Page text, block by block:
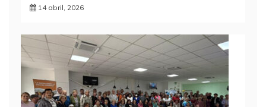
14 abril, 2026